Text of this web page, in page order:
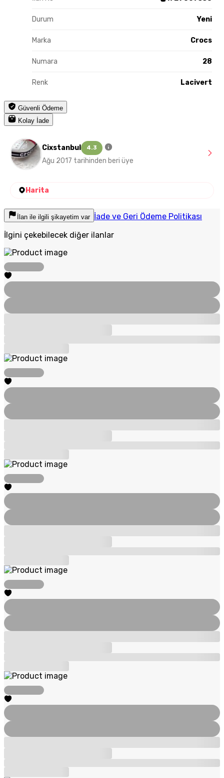
Durum Yeni
Marka Crocs
Numara 28
Renk Lacivert
Güvenli Ödeme
Kolay İade
Cixstanbul 4.3
Ağu 2017 tarihinden beri üye
Harita
İlan ile ilgili şikayetim var İade ve Geri Ödeme Politikası
İlgini çekebilecek diğer ilanlar